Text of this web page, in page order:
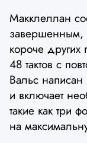
Макклеллан
завершенным,
короче других
48 тактов с
Вальс
и включает
такие как три
на